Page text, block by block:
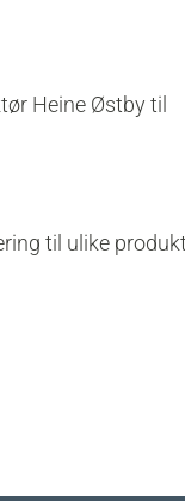
Heine Østby til
til ulike